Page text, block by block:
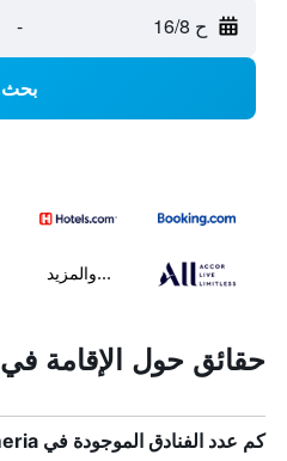
ح 16/8 -
بحث
...والمزيد
حقائق حول الإقامة في Simeria
كم عدد الفنادق الموجودة في Simeria؟